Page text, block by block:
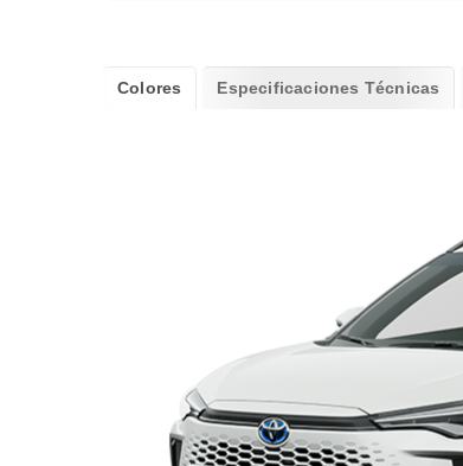
Colores Especificaciones Técnicas